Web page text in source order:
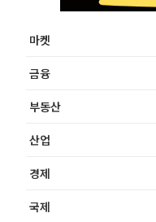
마켓
금융
부동산
산업
경제
국제